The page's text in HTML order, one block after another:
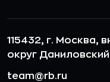
115432, г. Москва,
округ
team@rb.ru